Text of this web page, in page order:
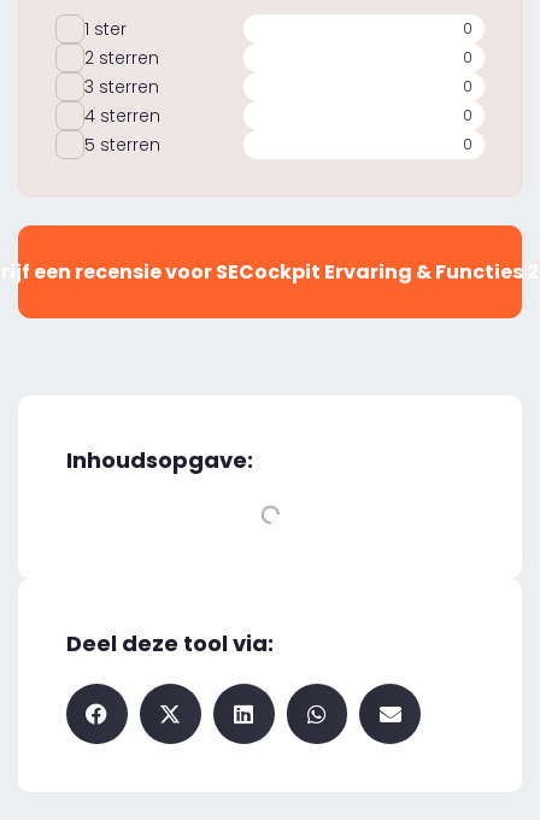
1 ster 0
2 sterren 0
3 sterren 0
4 sterren 0
5 sterren 0
een recensie voor SECockpit Ervaring & Functies
Inhoudsopgave:
Deel deze tool via: